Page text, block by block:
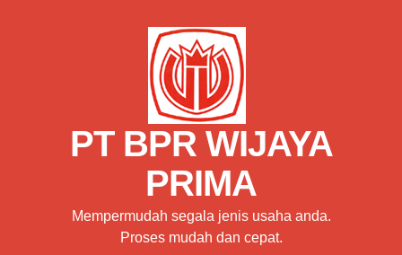
PT BPR WIJAYA
PRIMA
Mempermudah segala jenis usaha anda.
Proses mudah dan cepat.